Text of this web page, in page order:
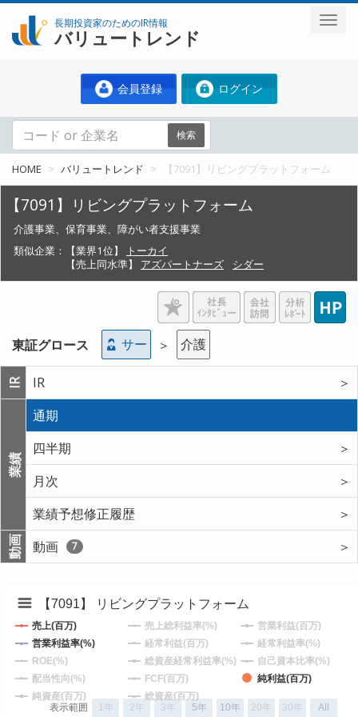
長期投資家のためのIR情報
バリュートレンド
会員登録 ログイン
検索
HOME バリュートレンド 【7091】リビングプラットフォーム
【7091】リビングプラットフォーム
介護事業、保育事業、障がい者支援事業
類似企業：
【業界1位】
トーカイ
【売上同水準】
アズパートナーズ シダー
東証グロース サー ＞ 介護
IR IR ＞
業績
通期
四半期
＞
月次
＞
業績予想修正履歴
＞
動画 動画 7 ＞
【7091】 リビングプラットフォーム
表示範囲 1年 2年 3年 5年 10年 20年 30年 All
売上(百万) 売上総利益率(%)
営業利益(百万)
営業利益率(%)
経常利益(百万)
経常利益率(%)
ROE(%)
総資産経常利益率(%)
自己資本比率(%)
配当性向(%)
FCF(百万)
純利益(百万)
純資産(百万)
総資産(百万)